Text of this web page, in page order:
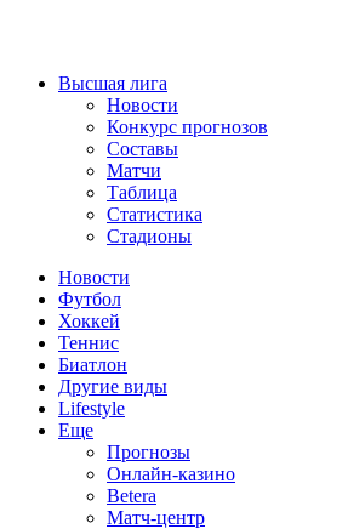
Высшая лига
Новости
Конкурс прогнозов
Составы
Матчи
Таблица
Статистика
Стадионы
Новости
Футбол
Хоккей
Теннис
Биатлон
Другие виды
Lifestyle
Еще
Прогнозы
Онлайн-казино
Betera
Матч-центр